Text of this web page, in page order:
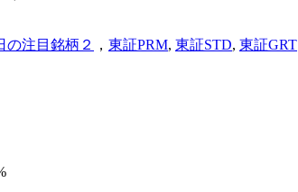
の注目銘柄２ ， 東証PRM, 東証STD, 東証GRT